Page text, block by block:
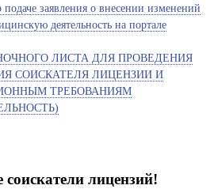
заявления о внесении изменений
деятельность на портале
ЛИСТА ДЛЯ ПРОВЕДЕНИЯ
СОИСКАТЕЛЯ ЛИЦЕНЗИИ И
ТРЕБОВАНИЯМ
лицензий!